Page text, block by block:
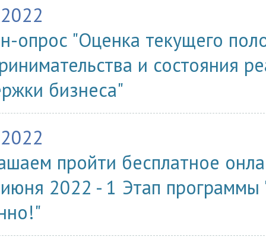
опрос "Оценка текущего
и состояния
бизнеса"
пройти бесплатное
2022 - 1 Этап программы